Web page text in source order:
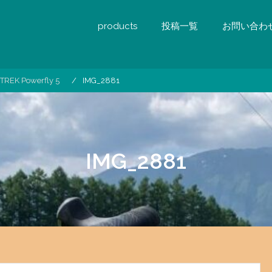
products 投稿一覧 お問い合わ
Powerfly 5 IMG_2881
IMG_2881